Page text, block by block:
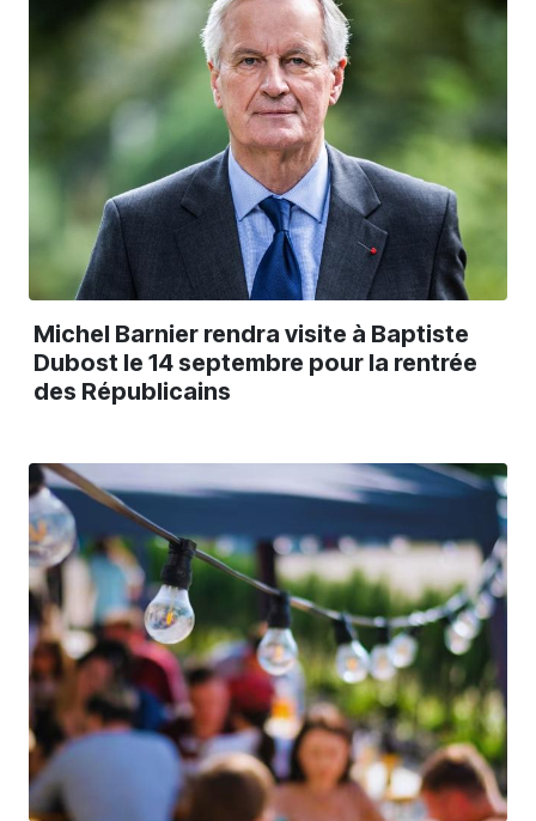
Michel Barnier rendra visite à Baptiste
Dubost le 14 septembre pour la rentrée
des Républicains